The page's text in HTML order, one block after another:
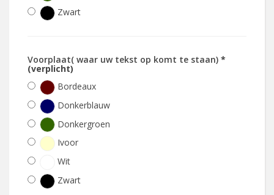
Zwart
Voorplaat( waar uw tekst op komt te staan) *
(verplicht)
Bordeaux
Donkerblauw
Donkergroen
Ivoor
Wit
Zwart